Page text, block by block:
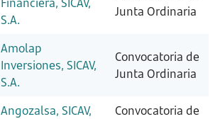
S.A.
Junta Ordinaria
Amolap
Inversiones, SICAV,
S.A.
Convocatoria de
Junta Ordinaria
Angozalsa, SICAV,
Convocatoria de